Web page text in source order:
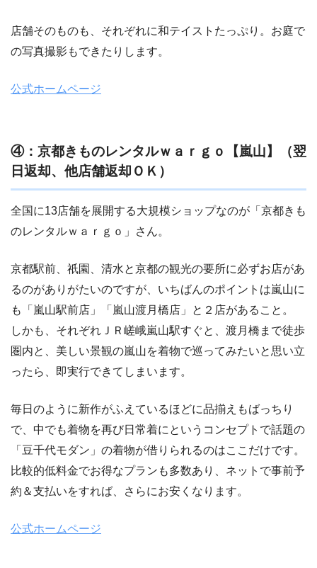
店舗そのものも、それぞれに和テイストたっぷり。お庭で
の写真撮影もできたりします。
公式ホームページ
④：京都きものレンタルｗａｒｇｏ【嵐山】（翌
日返却、他店舗返却ＯＫ）
全国に13店舗を展開する大規模ショップなのが「京都きも
のレンタルｗａｒｇｏ」さん。
京都駅前、祇園、清水と京都の観光の要所に必ずお店があ
るのがありがたいのですが、いちばんのポイントは嵐山に
も「嵐山駅前店」「嵐山渡月橋店」と２店があること。
しかも、それぞれＪＲ嵯峨嵐山駅すぐと、渡月橋まで徒歩
圏内と、美しい景観の嵐山を着物で巡ってみたいと思い立
ったら、即実行できてしまいます。
毎日のように新作がふえているほどに品揃えもばっちり
で、中でも着物を再び日常着にというコンセプトで話題の
「豆千代モダン」の着物が借りられるのはここだけです。
比較的低料金でお得なプランも多数あり、ネットで事前予
約＆支払いをすれば、さらにお安くなります。
公式ホームページ